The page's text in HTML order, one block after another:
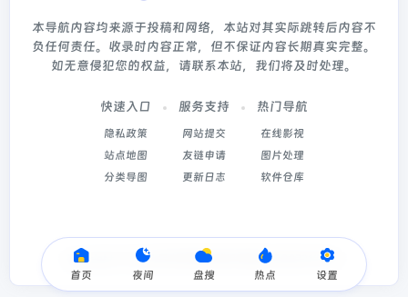
首页 夜间 盘搜 热点 设置
本导航内容均来源于投稿和网络，本站对其实际跳转后内容不
负任何责任。收录时内容正常，但不保证内容长期真实完整。
如无意侵犯您的权益，请联系本站，我们将及时处理。
快速入口
隐私政策
站点地图
分类导图
服务支持
网站提交
友链申请
更新日志
热门导航
在线影视
图片处理
软件仓库
Copyright © 2026 星书签导航 冀ICP备2022003214号-5